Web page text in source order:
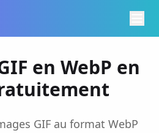
en WebP en
GIF au format WebP